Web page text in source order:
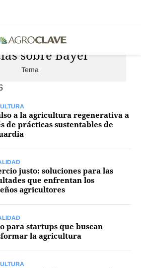
sobre Bayer
Tema
a la agricultura regenerativa a
de prácticas sustentables de
justo: soluciones para las
que enfrentan los
agricultores
para startups que buscan
la agricultura